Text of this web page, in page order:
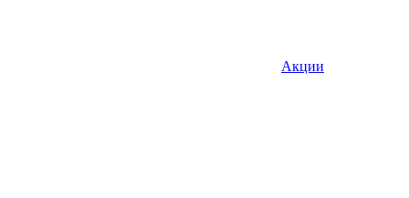
Акции